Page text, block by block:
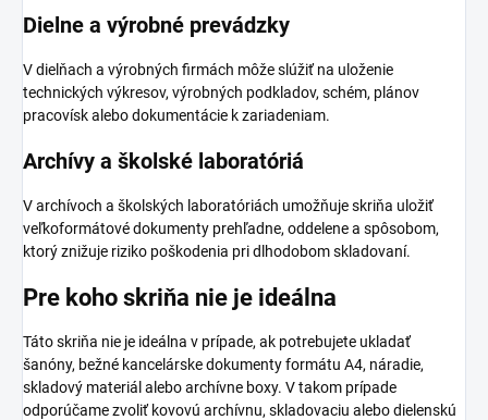
Dielne a výrobné prevádzky
V dielňach a výrobných firmách môže slúžiť na uloženie
technických výkresov, výrobných podkladov, schém, plánov
pracovísk alebo dokumentácie k zariadeniam.
Archívy a školské laboratóriá
V archívoch a školských laboratóriách umožňuje skriňa uložiť
veľkoformátové dokumenty prehľadne, oddelene a spôsobom,
ktorý znižuje riziko poškodenia pri dlhodobom skladovaní.
Pre koho skriňa nie je ideálna
Táto skriňa nie je ideálna v prípade, ak potrebujete ukladať
šanóny, bežné kancelárske dokumenty formátu A4, náradie,
skladový materiál alebo archívne boxy. V takom prípade
odporúčame zvoliť kovovú archívnu, skladovaciu alebo dielenskú